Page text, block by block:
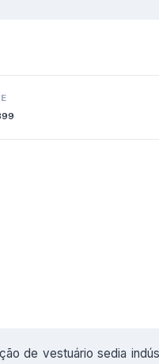
de vestuário sedia